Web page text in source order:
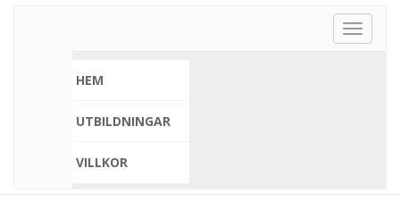
Toggle
HEM
UTBILDNINGAR
VILLKOR